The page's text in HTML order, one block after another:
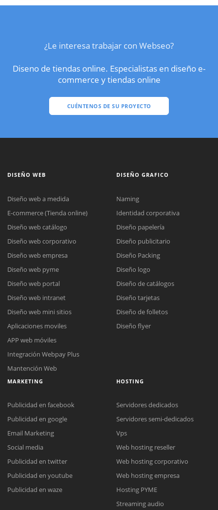
¿Le interesa trabajar con Webseo?
Diseno de tiendas online. Especialistas en diseño e-
commerce y tiendas online
CUÉNTENOS DE SU PROYECTO
Reunión online
Meet para la reunión online.
Cotización
Chat Online
Todos nuestros ejecutivos están fuera de línea. Complete el formulario
DISEÑO WEB
Diseño web a medida
E-commerce (Tienda online)
Diseño web catálogo
Diseño web corporativo
Diseño web empresa
Diseño web pyme
Diseño web portal
Diseño web intranet
Diseño web mini sitios
Aplicaciones moviles
APP web móviles
Integración Webpay Plus
Mantención Web
DISEÑO GRAFICO
Naming
Identidad corporativa
Diseño papelería
Diseño publicitario
Diseño Packing
Diseño logo
Diseño de catálogos
Diseño tarjetas
Diseño de folletos
Diseño flyer
MARKETING
Publicidad en facebook
Publicidad en google
Email Marketing
Social media
Publicidad en twitter
Publicidad en youtube
Publicidad en waze
HOSTING
Servidores dedicados
Servidores semi-dedicados
Vps
Web hosting reseller
Web hosting corporativo
Web hosting empresa
Hosting PYME
Streaming audio